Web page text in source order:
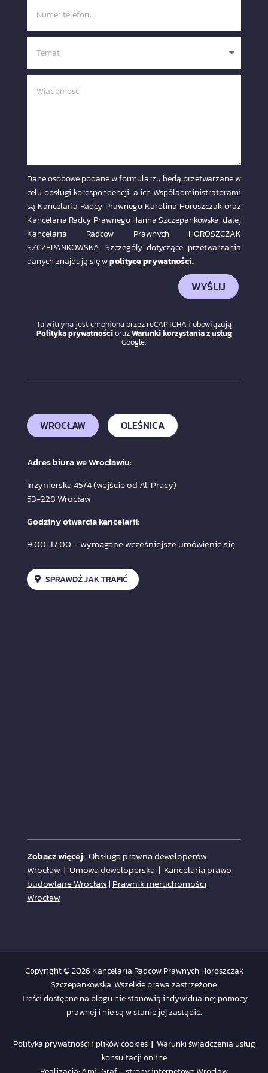
Dane osobowe podane w formularzu będą przetwarzane w
celu obsługi korespondencji, a ich Współadministratorami
są Kancelaria Radcy Prawnego Karolina Horoszczak oraz
Kancelaria Radcy Prawnego Hanna Szczepankowska, dalej
Kancelaria Radców Prawnych HOROSZCZAK
SZCZEPANKOWSKA. Szczegóły dotyczące przetwarzania
danych znajdują się wpolityce prywatności.
WYŚLIJ
Ta witryna jest chroniona przez reCAPTCHA i obowiązują
Polityka prywatnościorazWarunki korzystania z usług
Google.
WROCŁAW OLEŚNICA
Adres biura we Wrocławiu:
Inżynierska 45/4 (wejście od Al. Pracy)
53-228 Wrocław
Godziny otwarcia kancelarii:
9.00-17.00 – wymagane wcześniejsze umówienie się
SPRAWDŹ JAK TRAFIĆ
Zobacz więcej: Obsługa prawna deweloperów
Wrocław| Umowa deweloperska| Kancelaria prawo
budowlane Wrocław| Prawnik nieruchomości
Wrocław
Copyright © 2026 Kancelaria Radców Prawnych Horoszczak
Szczepankowska. Wszelkie prawa zastrzeżone.
Treści dostępne na blogu nie stanowią indywidualnej pomocy
prawnej i nie są w stanie jej zastąpić.
Polityka prywatności i plików cookies | Warunki świadczenia usług
konsultacji online